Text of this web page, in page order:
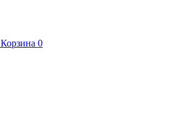
Корзина 0